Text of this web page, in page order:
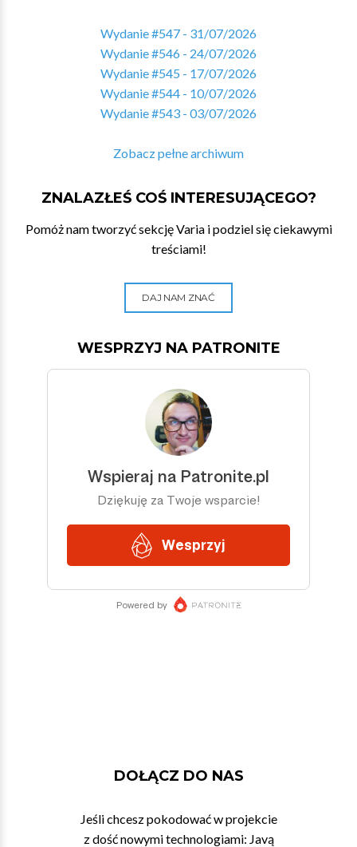
Wydanie #547 - 31/07/2026
Wydanie #546 - 24/07/2026
Wydanie #545 - 17/07/2026
Wydanie #544 - 10/07/2026
Wydanie #543 - 03/07/2026
Zobacz pełne archiwum
ZNALAZŁEŚ COŚ INTERESUJĄCEGO?
Pomóż nam tworzyć sekcję Varia i podziel się ciekawymi
treściami!
DAJ NAM ZNAĆ
WESPRZYJ NA PATRONITE
DOŁĄCZ DO NAS
Jeśli chcesz pokodować w projekcie
z dość nowymi technologiami: Javą